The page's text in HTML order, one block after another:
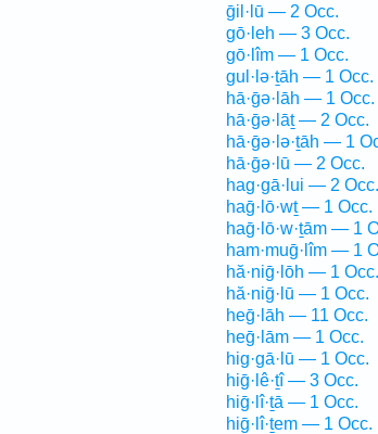
ḡil·lū — 2 Occ.
gō·leh — 3 Occ.
gō·lîm — 1 Occ.
gul·lə·ṯāh — 1 Occ.
hā·ḡə·lāh — 1 Occ.
hā·ḡə·lāṯ — 2 Occ.
hā·ḡə·lə·ṯāh — 1
hā·ḡə·lū — 2 Occ.
hag·gā·lui — 2 Occ.
haḡ·lō·wṯ — 1 Occ.
haḡ·lō·w·ṯām — 1
ham·muḡ·lîm — 1
hă·niḡ·lōh — 1 Occ.
hă·niḡ·lū — 1 Occ.
heḡ·lāh — 11 Occ.
heḡ·lām — 1 Occ.
hig·gā·lū — 1 Occ.
hiḡ·lê·ṯî — 3 Occ.
hiḡ·lî·ṯā — 1 Occ.
hiḡ·lî·ṯem — 1 Occ.